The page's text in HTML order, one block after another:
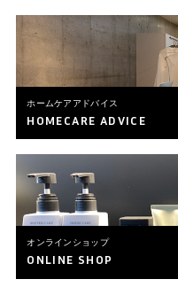
ホームケアアドバイス
HOMECARE ADVICE
オンラインショップ
ONLINE SHOP